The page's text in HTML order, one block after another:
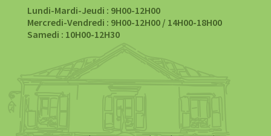
Lundi-Mardi-Jeudi : 9H00-12H00
Mercredi-Vendredi : 9H00-12H00 / 14H00-18H00
Samedi : 10H00-12H30